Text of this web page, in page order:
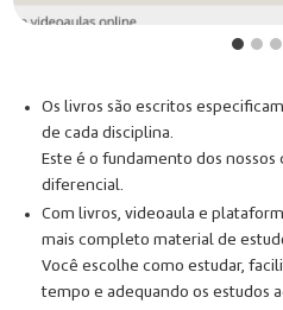
Os livros são escritos
de cada disciplina.
Este é o fundamento dos nossos
diferencial.
Com livros, videoaula e
mais completo material de
Você escolhe como estudar,
tempo e adequando os estudos